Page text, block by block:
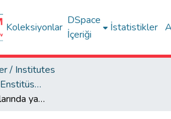
Koleksiyonlar
DSpace
İçeriği
İstatistikler
/ Institutes
Lisansüstü Eğitim Enstitüsü Tez Koleksiyonu
Yüksek konut binalarında yapım sistemleri seçimi için TOPSİS tabanlı karar destek modeli